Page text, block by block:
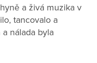
a živá muzika v
tancovalo a
nálada byla